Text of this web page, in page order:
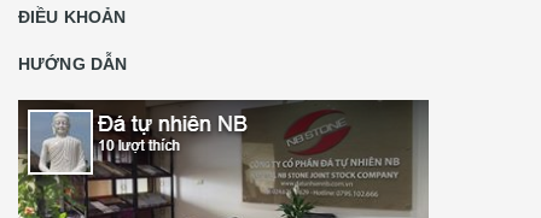
ĐIỀU KHOẢN
HƯỚNG DẪN